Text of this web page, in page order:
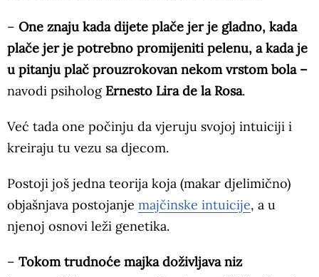
– One znaju kada dijete plače jer je gladno, kada
plače jer je potrebno promijeniti pelenu, a kada je
u pitanju plač prouzrokovan nekom vrstom bola –
navodi psiholog Ernesto Lira de la Rosa.
Već tada one počinju da vjeruju svojoj intuiciji i
kreiraju tu vezu sa djecom.
Postoji još jedna teorija koja (makar djelimično)
objašnjava postojanje majčinske intuicije, a u
njenoj osnovi leži genetika.
– Tokom trudnoće majka doživljava niz